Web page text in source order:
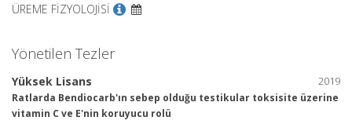
ÜREME FİZYOLOJİSİ
Yönetilen Tezler
2019
Yüksek Lisans
Ratlarda Bendiocarb'ın sebep olduğu testikular toksisite üzerine
vitamin C ve E'nin koruyucu rolü